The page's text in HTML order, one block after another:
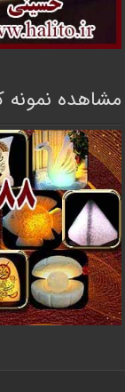
مشاهده نمونه